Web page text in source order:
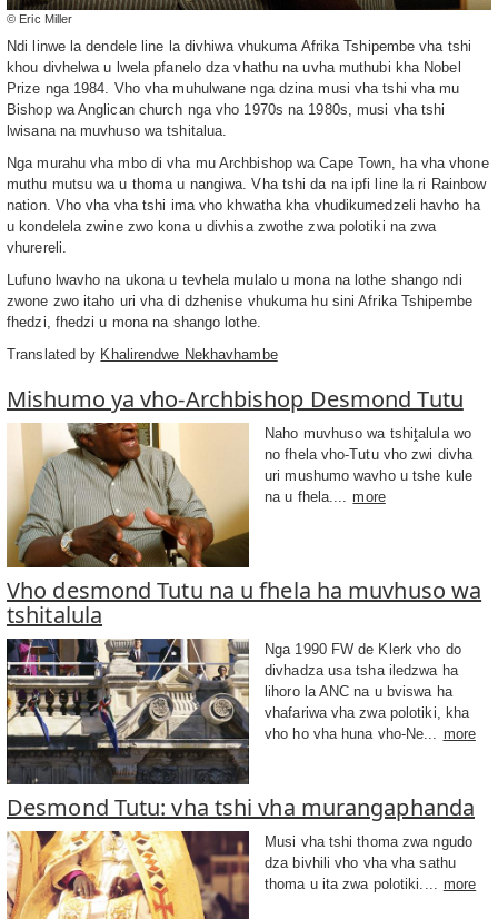
© Eric Miller
Ndi linwe la dendele line la divhiwa vhukuma Afrika Tshipembe vha tshi
khou divhelwa u lwela pfanelo dza vhathu na uvha muthubi kha Nobel
Prize nga 1984. Vho vha muhulwane nga dzina musi vha tshi vha mu
Bishop wa Anglican church nga vho 1970s na 1980s, musi vha tshi
lwisana na muvhuso wa tshitalua.
Nga murahu vha mbo di vha mu Archbishop wa Cape Town, ha vha vhone
muthu mutsu wa u thoma u nangiwa. Vha tshi da na ipfi line la ri Rainbow
nation. Vho vha vha tshi ima vho khwatha kha vhudikumedzeli havho ha
u kondelela zwine zwo kona u divhisa zwothe zwa polotiki na zwa
vhurereli.
Lufuno lwavho na ukona u tevhela mulalo u mona na lothe shango ndi
zwone zwo itaho uri vha di dzhenise vhukuma hu sini Afrika Tshipembe
fhedzi, fhedzi u mona na shango lothe.
Translated by Khalirendwe Nekhavhambe
Mishumo ya vho-Archbishop Desmond Tutu
Naho muvhuso wa tshiṱalula wo
no fhela vho-Tutu vho zwi divha
uri mushumo wavho u tshe kule
na u fhela....
more
Vho desmond Tutu na u fhela ha muvhuso wa
tshitalula
Nga 1990 FW de Klerk vho do
divhadza usa tsha iledzwa ha
lihoro la ANC na u bviswa ha
vhafariwa vha zwa polotiki, kha
vho ho vha huna vho-Ne... more
Desmond Tutu: vha tshi vha murangaphanda
Musi vha tshi thoma zwa ngudo
dza bivhili vho vha vha sathu
thoma u ita zwa polotiki.... more